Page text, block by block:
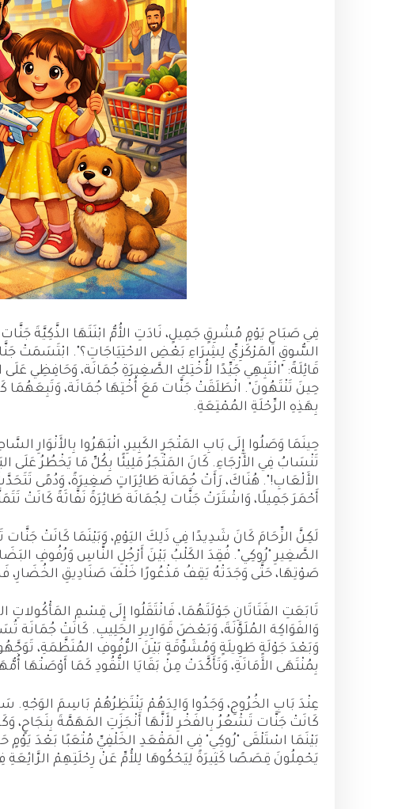
فِي صَبَاحِ يَوْمٍ مُشْرِقٍ جَمِيلٍ، نَادَتِ الأُمُّ ابْنَتَهَا الذَّكِيَّةَ
السُّوقِ المَرْكَزِيِّ لِشِرَاءِ بَعْضِ الاحْتِيَاجَاتِ؟". ابْتَسَمَتْ
قَائِلَةً: "انْتَبِهِي جَيِّدًا لأُخْتِكِ الصَّغِيرَةِ جُمَانَة، وَحَافِظِي
حِينَ تَنْتَهُونَ". انْطَلَقَتْ جَنَّات مَعَ أُخْتِهَا جُمَانَة، وَتَبِعَهُمَا
بِهَذِهِ الرِّحْلَةِ المُمْتِعَةِ.
حِينَمَا وَصَلُوا إِلَى بَابِ المَتْجَرِ الكَبِيرِ، انْبَهَرُوا بِالأَنْوَارِ
تَنْسَابُ فِي الأَرْجَاءِ. كَانَ المَتْجَرُ مَلِيئًا بِكُلِّ مَا يَخْطُرُ عَلَى
الأَلْعَابِ!". هُنَاكَ، رَأَتْ جُمَانَة طَائِرَاتٍ صَغِيرَةً، وَدُمًى
أَحْمَرَ جَمِيلًا، وَاشْتَرَتْ جَنَّات لِجُمَانَة طَائِرَةً نَفَّاثَةً كَانَتْ
لَكِنَّ الزِّحَامَ كَانَ شَدِيدًا فِي ذَلِكَ اليَوْمِ، وَبَيْنَمَا كَانَتْ
الصَّغِيرِ "رُوكِي". فُقِدَ الكَلْبُ بَيْنَ أَرْجُلِ النَّاسِ وَرُفُوفِ
صَوْتِهَا، حَتَّى وَجَدَتْهُ يَقِفُ مَذْعُورًا خَلْفَ صَنَادِيقِ الخُضَارِ،
تَابَعَتِ الفَتَاتَانِ جَوْلَتَهُمَا، فَانْتَقَلُوا إِلَى قِسْمِ
وَالفَوَاكِهَ المُلَوَّنَةَ، وَبَعْضَ قَوَارِيرِ الحَلِيبِ. كَانَتْ جُمَانَة
وَبَعْدَ جَوْلَةٍ طَوِيلَةٍ وَمُشَوِّقَةٍ بَيْنَ الرُّفُوفِ المُنَظَّمَةِ،
بِمُنْتَهَى الأَمَانَةِ، وَتَأَكَّدَتْ مِنْ بَقَايَا النُّقُودِ كَمَا أَوْصَتْهَا
عِنْدَ بَابِ الخُرُوجِ، وَجَدُوا وَالِدَهُمْ يَنْتَظِرُهُمْ بَاسِمَ الوَجْهِ.
كَانَتْ جَنَّات تَشْعُرُ بِالفَخْرِ لأَنَّهَا أَنْجَزَتِ المَهَمَّةَ بِنَجَاحٍ،
بَيْنَمَا اسْتَلْقَى "رُوكِي" فِي المَقْعَدِ الخَلْفِيِّ مُتْعَبًا بَعْدَ يَوْمٍ
يَحْمِلُونَ قِصَصًا كَثِيرَةً لِيَحْكُوهَا لِلأُمِّ عَنْ رِحْلَتِهِمْ الرَّائِعَةِ